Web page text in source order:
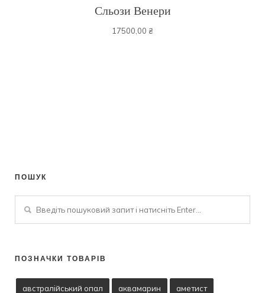
Сльози Венери
17500,00 ₴
ПОШУК
ПОЗНАЧКИ ТОВАРІВ
австралійський опал аквамарин аметист